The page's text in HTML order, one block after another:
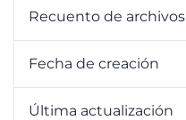
Recuento de archivos
Fecha de creación
Última actualización